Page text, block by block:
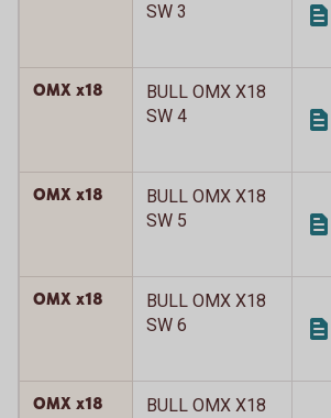
SW 3
OMX x18
BULL OMX X18
SW 4
OMX x18
BULL OMX X18
SW 5
OMX x18
BULL OMX X18
SW 6
OMX x18
BULL OMX X18